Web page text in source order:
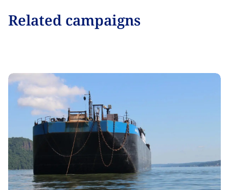
Related campaigns